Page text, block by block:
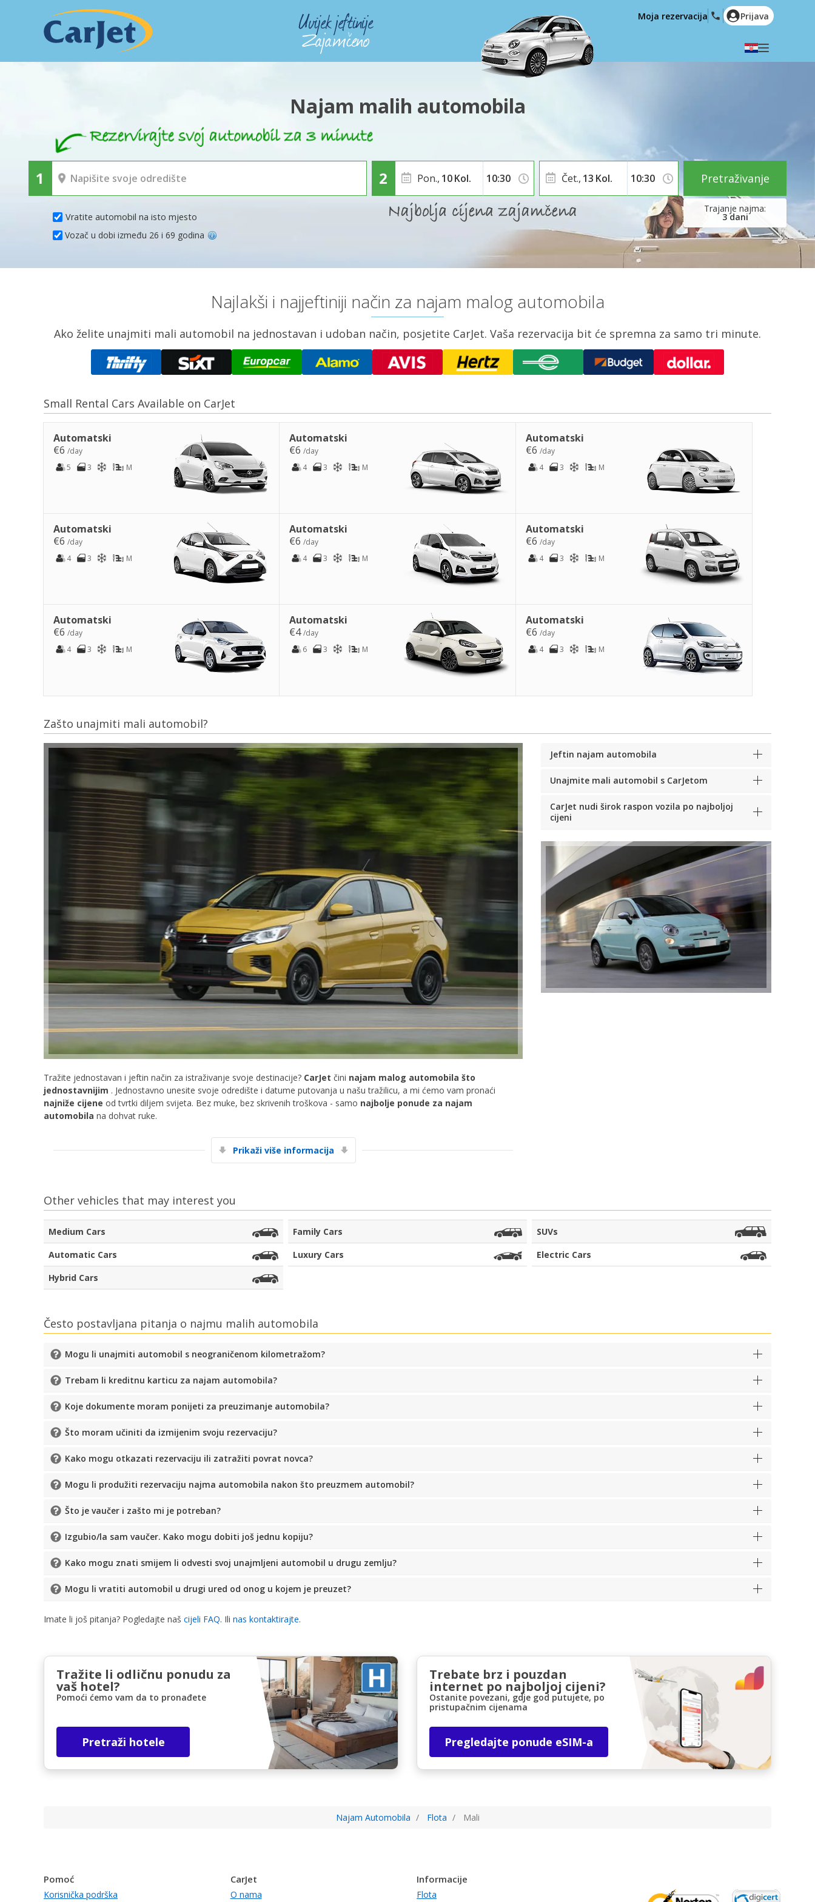
Posebni popusti
dobavljača
English (US)
Polski
Türkçe
Română
Ελληνικά
Hrvatski
العربية
Moja rezervacija Prijava
Najam malih automobila
Vratite automobil na isto mjesto
Pon., 10Kol.
3 dani
Čet., 13 Kol.
Vozač u dobi između 26 i 69 godina
Pretraživanje
Najlakši i najjeftiniji način za najam malog automobila
Ako želite unajmiti mali automobil na jednostavan i udoban način, posjetite CarJet. Vaša rezervacija bit će spremna za samo tri minute.
Small Rental Cars Available on CarJet
Automatski
€6 /day
5
3 M
Automatski
€6/day
4
3 M
Automatski
€6 /day
4
3 M
Automatski
€6 /day
4
3 M
Automatski
€6/day
4
3 M
Automatski
€6 /day
4
3 M
Automatski
€6 /day
4
3 M
Automatski
€4/day
6
3 M
Automatski
€6 /day
4
3 M
Zašto unajmiti mali automobil?
Tražite jednostavan i jeftin način za istraživanje svoje destinacije? CarJet čini najam malog automobila što
jednostavnijim . Jednostavno unesite svoje odredište i datume putovanja u našu tražilicu, a mi ćemo vam pronaći
najniže cijene od tvrtki diljem svijeta. Bez muke, bez skrivenih troškova - samo najbolje ponude za najam
automobila na dohvat ruke.
Prikaži više informacija
Jeftin najam automobila
Unajmite mali automobil s CarJetom
CarJet nudi širok raspon vozila po najboljoj
cijeni
Other vehicles that may interest you
Medium Cars Family Cars
SUVs
Automatic Cars
Luxury Cars
Electric Cars
Hybrid Cars
Često postavljana pitanja o najmu malih automobila
Mogu li unajmiti automobil s neograničenom kilometražom?
Trebam li kreditnu karticu za najam automobila?
Koje dokumente moram ponijeti za preuzimanje automobila?
Što moram učiniti da izmijenim svoju rezervaciju?
Kako mogu otkazati rezervaciju ili zatražiti povrat novca?
Mogu li produžiti rezervaciju najma automobila nakon što preuzmem automobil?
Što je vaučer i zašto mi je potreban?
Izgubio/la sam vaučer. Kako mogu dobiti još jednu kopiju?
Kako mogu znati smijem li odvesti svoj unajmljeni automobil u drugu zemlju?
Mogu li vratiti automobil u drugi ured od onog u kojem je preuzet?
Imate li još pitanja? Pogledajte naš cijeli FAQ. Ili nas kontaktirajte.
Tražite li odličnu ponudu za
vaš hotel?
Pomoći ćemo vam da to pronađete
Pretraži hotele
Trebate brz i pouzdan
internet po najboljoj cijeni?
Ostanite povezani, gdje god putujete, po
pristupačnim cijenama
Pregledajte ponude eSIM-a
Najam Automobila Flota Mali
Pomoć
Korisnička podrška
CarJet
O nama
Informacije
Flota